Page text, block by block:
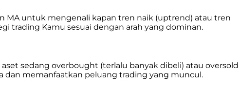
MA untuk mengenali kapan tren naik (uptrend) atau tren
trading Kamu sesuai dengan arah yang dominan.
sedang overbought (terlalu banyak dibeli) atau oversold
dan memanfaatkan peluang trading yang muncul.